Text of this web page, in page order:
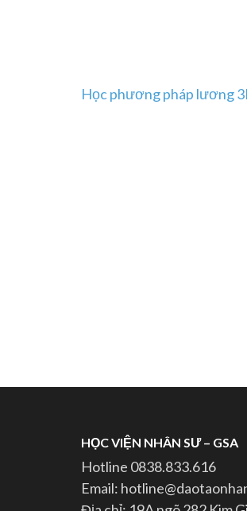
Post
Học phương pháp lương
HỌC VIỆN NHÂN SƯ – GSA
Hotline 0838.833.616
Email: